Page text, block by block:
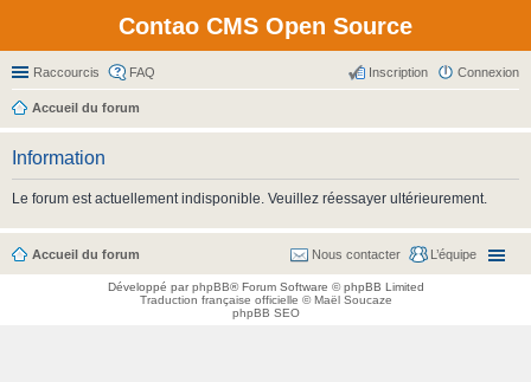
Contao CMS Open Source
Raccourcis FAQ Connexion
Inscription
Accueil du forum
Information
Le forum est actuellement indisponible. Veuillez réessayer ultérieurement.
Accueil du forum L’équipe
Nous contacter
Développé parphpBB® Forum Software © phpBB Limited
Traduction française officielle ©Maël Soucaze
phpBB SEO